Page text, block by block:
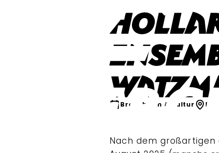
Brauchtum & Kultur
Nach dem